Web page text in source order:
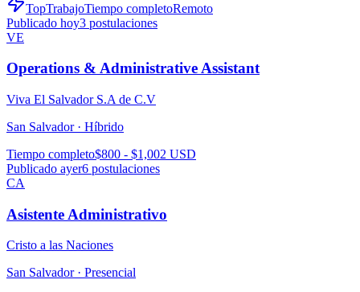
TopTrabajoTiempo completoRemoto
Publicado hoy3 postulaciones
VE
Operations & Administrative Assistant
Viva El Salvador S.A de C.V
San Salvador · Híbrido
Tiempo completo$800 - $1,002 USD
Publicado ayer6 postulaciones
CA
Asistente Administrativo
Cristo a las Naciones
San Salvador · Presencial